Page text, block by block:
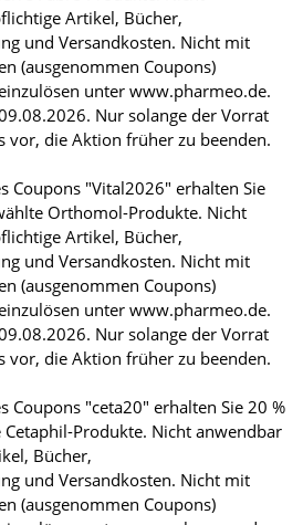
Artikel, Bücher,
und Versandkosten. Nicht mit
(ausgenommen Coupons)
unter www.pharmeo.de.
Nur solange der Vorrat
vor, die Aktion früher zu beenden.
Coupons "Vital2026" erhalten Sie
Orthomol-Produkte. Nicht
Artikel, Bücher,
und Versandkosten. Nicht mit
(ausgenommen Coupons)
unter www.pharmeo.de.
Nur solange der Vorrat
vor, die Aktion früher zu beenden.
Coupons "ceta20" erhalten Sie 20 %
Cetaphil-Produkte. Nicht anwendbar
Bücher,
und Versandkosten. Nicht mit
(ausgenommen Coupons)